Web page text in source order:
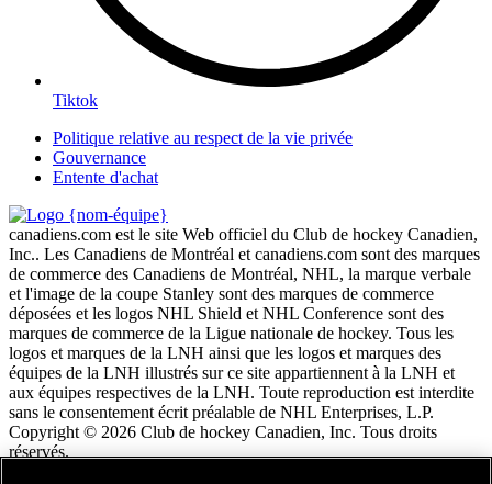
Tiktok
Politique relative au respect de la vie privée
Gouvernance
Entente d'achat
canadiens.com est le site Web officiel du Club de hockey Canadien,
Inc.. Les Canadiens de Montréal et canadiens.com sont des marques
de commerce des Canadiens de Montréal, NHL, la marque verbale
et l'image de la coupe Stanley sont des marques de commerce
déposées et les logos NHL Shield et NHL Conference sont des
marques de commerce de la Ligue nationale de hockey. Tous les
logos et marques de la LNH ainsi que les logos et marques des
équipes de la LNH illustrés sur ce site appartiennent à la LNH et
aux équipes respectives de la LNH. Toute reproduction est interdite
sans le consentement écrit préalable de NHL Enterprises, L.P.
Copyright © 2026 Club de hockey Canadien, Inc. Tous droits
réservés.